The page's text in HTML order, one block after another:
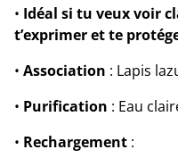
• Idéal si tu veux voir
t’exprimer et te
• Association : Lapis
• Purification : Eau
• Rechargement :